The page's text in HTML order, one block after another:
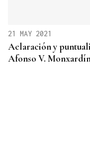
21 MAY 2021
Aclaración y
Afonso V.